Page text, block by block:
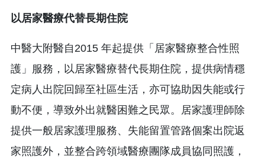
以居家醫療代替長期住院
中醫大附醫自2015 年起提供「居家醫療整合性照
護」服務，以居家醫療替代長期住院，提供病情穩
定病人出院回歸至社區生活，亦可協助因失能或行
動不便，導致外出就醫困難之民眾。居家護理師除
提供一般居家護理服務、失能留置管路個案出院返
家照護外，並整合跨領域醫療團隊成員協同照護，